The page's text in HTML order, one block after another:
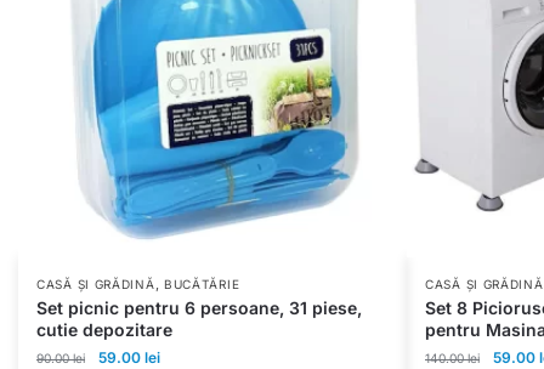
CASĂ ȘI GRĂDINĂ , BUCĂTĂRIE
Set picnic pentru 6 persoane, 31 piese,
cutie depozitare
90.00lei 59.00 lei
CASĂ ȘI GRĂDINĂ
Set 8
pentru
140.00lei 59.00